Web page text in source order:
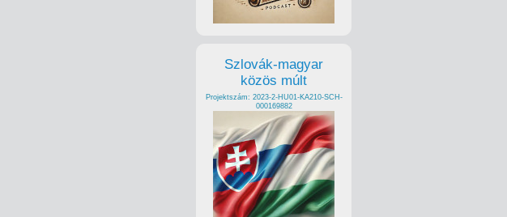
Szlovák-magyar
közös múlt
Projektszám: 2023-2-HU01-KA210-SCH-
000169882